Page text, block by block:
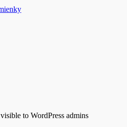
to WordPress admins